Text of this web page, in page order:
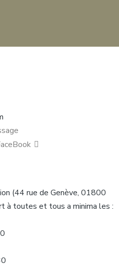
(44 rue de Genève, 01800
à toutes et tous a minima les :